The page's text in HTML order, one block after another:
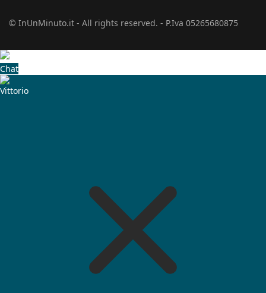
© InUnMinuto.it - All rights reserved. - P.Iva 05265680875
Chat
Vittorio